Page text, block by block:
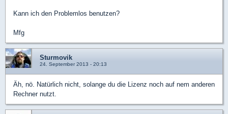
Kann ich den Problemlos benutzen?
Mfg
Sturmovik
24. September 2013 - 20:13
Äh, nö. Natürlich nicht, solange du die Lizenz noch auf nem anderen
Rechner nutzt.